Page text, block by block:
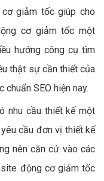
giảm tốc giúp cho
cơ giảm tốc một
hướng công cụ tìm
thật sự cần thiết của
SEO hiện nay.
nhu cầu thiết kế một
cầu đơn vị thiết kế
nên căn cứ vào các
động cơ giảm tốc